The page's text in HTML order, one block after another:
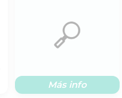
Más info